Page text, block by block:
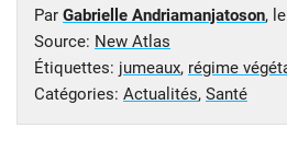
Par Gabrielle Andriamanjatoson, le
Source: New Atlas
Étiquettes: jumeaux, régime
Catégories: Actualités, Santé